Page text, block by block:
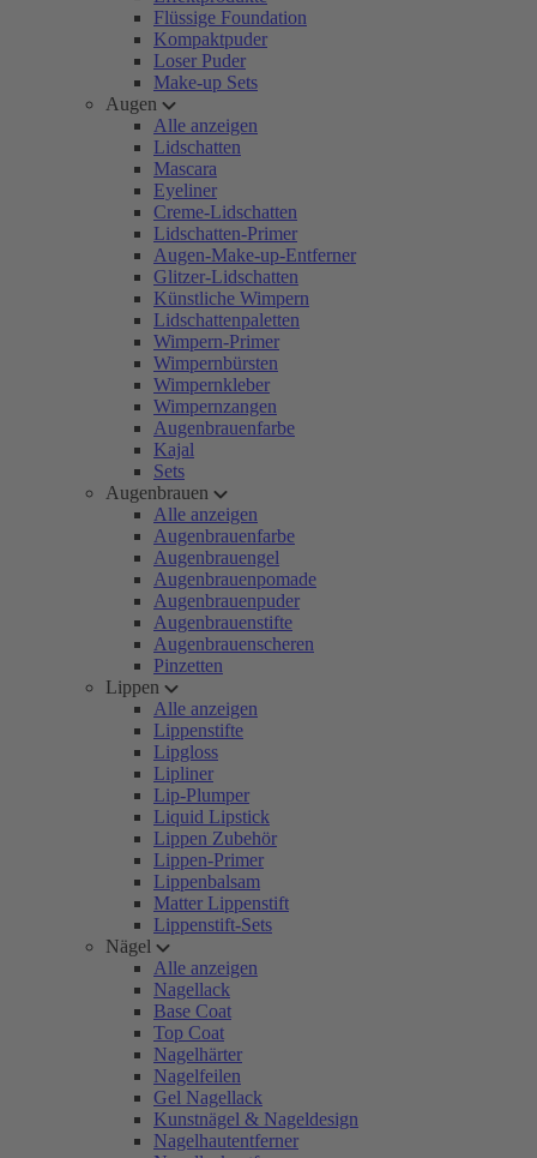
Flüssige Foundation
Kompaktpuder
Loser Puder
Make-up Sets
Augen
Alle anzeigen
Lidschatten
Mascara
Eyeliner
Creme-Lidschatten
Lidschatten-Primer
Augen-Make-up-Entferner
Glitzer-Lidschatten
Künstliche Wimpern
Lidschattenpaletten
Wimpern-Primer
Wimpernbürsten
Wimpernkleber
Wimpernzangen
Augenbrauenfarbe
Kajal
Sets
Augenbrauen
Alle anzeigen
Augenbrauenfarbe
Augenbrauengel
Augenbrauenpomade
Augenbrauenpuder
Augenbrauenstifte
Augenbrauenscheren
Pinzetten
Lippen
Alle anzeigen
Lippenstifte
Lipgloss
Lipliner
Lip-Plumper
Liquid Lipstick
Lippen Zubehör
Lippen-Primer
Lippenbalsam
Matter Lippenstift
Lippenstift-Sets
Nägel
Alle anzeigen
Nagellack
Base Coat
Top Coat
Nagelhärter
Nagelfeilen
Gel Nagellack
Kunstnägel & Nageldesign
Nagelhautentferner